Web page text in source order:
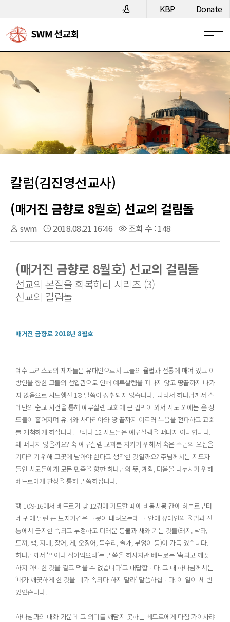
메뉴 건너뛰기 KBP Donate
칼럼(김진영선교사)
(매거진 금향로 8월호) 선교의 걸림돌
swm 2018.08.21 16:46 조회 수 : 148
(매거진 금향로 8월호) 선교의 걸림돌
선교의 본질을 회복하라 시리즈 (3)
선교의 걸림돌
매거진 금향로 2018년 8월호
예수 그리스도의 제자들은 유대인으로서 그들의 율법과 전통에 매여 있고 이
방인을 향한 그들의 선입관으로 인해 예루살렘을 떠나지 않고 땅끝까지 나가
지 않음으로 사도행전 1:8 말씀이 성취되지 않습니다. 따라서 하나님께서 스
데반의 순교 사건을 통해 예루살렘 교회에 큰 핍박이 와서 사도 외에는 온 성
도들이 흩어지며 유대와 사마리아와 땅 끝까지 이르러 복음을 전파하고 교회
를 개척하게 하십니다. 그러나 12 사도들은 예루살렘을 떠나지 아니합니다.
왜 떠나지 않을까요? 혹 예루살렘 교회를 지키기 위해서 혹은 주님의 오심을
기다리기 위해 그곳에 남아야 한다고 생각한 것일까요? 주님께서는 지도자
들인 사도들에게 모든 민족을 향한 하나님의 뜻, 계획, 마음을 나누시기 위해
베드로에게 환상을 통해 말씀하십니다.
행 10:9-16에서 베드로가 낮 12경에 기도할 때에 비몽사몽 간에 하늘로부터
네 귀에 달린 큰 보자기같은 그릇이 내려오는데 그 안에 유대인의 율법과 전
통에서 금지한 속되고 부정하고 더러운 동물과 새와 기는 것들(돼지, 낙타,
토끼, 뱀, 지네, 장어, 게, 오징어, 독수리, 솔개, 부엉이 등)이 가득 있습니다.
하나님께서 ‘일어나 잡아먹으라’는 말씀을 하시지만 베드로는 ‘속되고 깨끗
하지 아니한 것을 결코 먹을 수 없습니다’고 대답합니다. 그 때 하나님께서는
‘내가 깨끗하게 한 것을 네가 속되다 하지 말라’ 말씀하십니다. 이 일이 세 번
있었습니다.
하나님과의 대화 가운데 그 의미를 깨닫지 못하는 베드로에게 마침 가이사랴